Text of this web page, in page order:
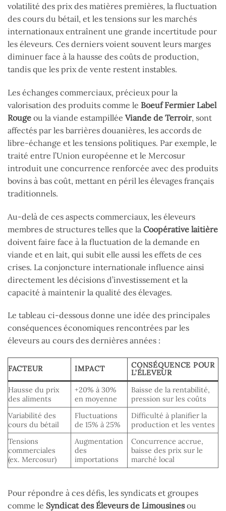
volatilité des prix des matières premières, la fluctuation
des cours du bétail, et les tensions sur les marchés
internationaux entraînent une grande incertitude pour
les éleveurs. Ces derniers voient souvent leurs marges
diminuer face à la hausse des coûts de production,
tandis que les prix de vente restent instables.
Les échanges commerciaux, précieux pour la
valorisation des produits comme le Boeuf Fermier Label
Rouge ou la viande estampillée Viande de Terroir, sont
affectés par les barrières douanières, les accords de
libre-échange et les tensions politiques. Par exemple, le
traité entre l’Union européenne et le Mercosur
introduit une concurrence renforcée avec des produits
bovins à bas coût, mettant en péril les élevages français
traditionnels.
Au-delà de ces aspects commerciaux, les éleveurs
membres de structures telles que la Coopérative laitière
doivent faire face à la fluctuation de la demande en
viande et en lait, qui subit elle aussi les effets de ces
crises. La conjoncture internationale influence ainsi
directement les décisions d’investissement et la
capacité à maintenir la qualité des élevages.
Le tableau ci-dessous donne une idée des principales
conséquences économiques rencontrées par les
éleveurs au cours des dernières années :
FACTEUR IMPACT
CONSÉQUENCE POUR
L’ÉLEVEUR
Hausse du prix
des aliments
+20% à 30%
en moyenne
Baisse de la rentabilité,
pression sur les coûts
Variabilité des
cours du bétail
Fluctuations
de 15% à 25%
Difficulté à planifier la
production et les ventes
Tensions
commerciales
(ex. Mercosur)
Augmentation
des
importations
Concurrence accrue,
baisse des prix sur le
marché local
Pour répondre à ces défis, les syndicats et groupes
comme le Syndicat des Éleveurs de Limousinesou